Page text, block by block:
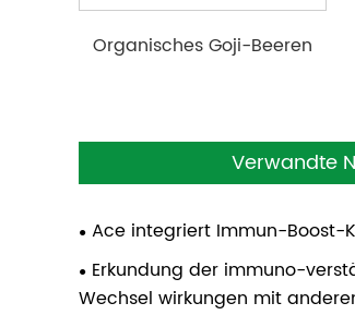
Organisches Goji-Beeren
Verwandte
Ace integriert Immun-Boost-
Erkundung der immuno-
Wechsel wirkungen mit